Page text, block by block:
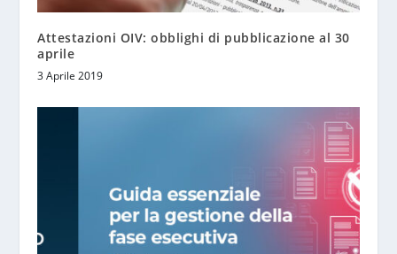
Attestazioni OIV: obblighi di pubblicazione al 30
aprile
3 Aprile 2019